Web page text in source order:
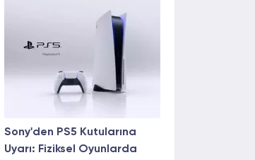
Sony'den PS5 Kutularına
Uyarı: Fiziksel Oyunlarda